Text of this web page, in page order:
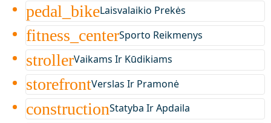
pedal_bikeLaisvalaikio Prekės
fitness_centerSporto Reikmenys
strollerVaikams Ir Kūdikiams
storefrontVerslas Ir Pramonė
constructionStatyba Ir Apdaila